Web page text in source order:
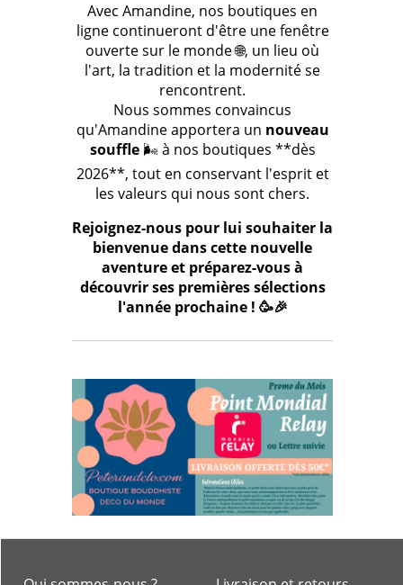
Avec Amandine, nos boutiques en
ligne continueront d'être une fenêtre
ouverte sur le monde 🌐, un lieu où
l'art, la tradition et la modernité se
rencontrent.
Nous sommes convaincus
qu'Amandine apportera un nouveau
souffle🌬️ à nos boutiques **dès
2026**, tout en conservant l'esprit et
les valeurs qui nous sont chers.
Rejoignez-nous pour lui souhaiter la
bienvenue dans cette nouvelle
aventure et préparez-vous à
découvrir ses premières sélections
l'année prochaine ! 🥳🎉